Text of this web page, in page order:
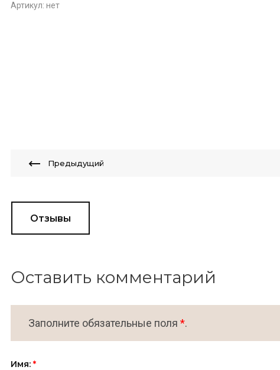
Артикул: нет
Предыдущий
Отзывы
Оставить комментарий
Заполните обязательные поля *.
Имя: *